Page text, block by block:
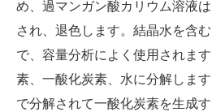
め、過マンガン酸カリウム溶液
され、退色します。結晶水を含
で、容量分析によく使用されま
素、一酸化炭素、水に分解しま
で分解されて一酸化炭素を生成